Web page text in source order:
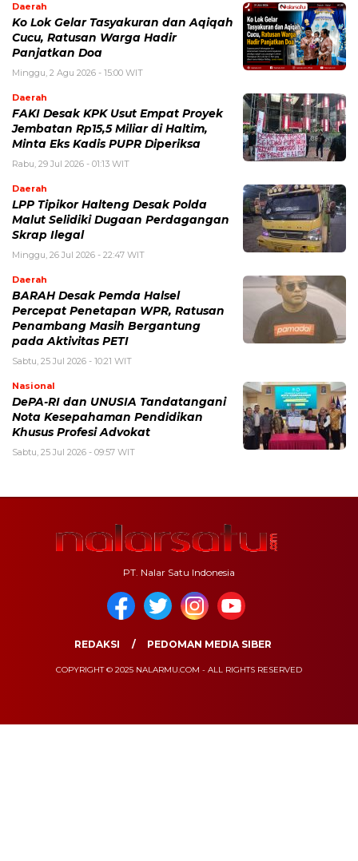
Daerah
Ko Lok Gelar Tasyakuran dan Aqiqah
Cucu, Ratusan Warga Hadir
Panjatkan Doa
Minggu, 2 Agu 2026 - 15:00 WIT
Daerah
FAKI Desak KPK Usut Empat Proyek
Jembatan Rp15,5 Miliar di Haltim,
Minta Eks Kadis PUPR Diperiksa
Rabu, 29 Jul 2026 - 01:13 WIT
Daerah
LPP Tipikor Halteng Desak Polda
Malut Selidiki Dugaan Perdagangan
Skrap Ilegal
Minggu, 26 Jul 2026 - 22:47 WIT
Daerah
BARAH Desak Pemda Halsel
Percepat Penetapan WPR, Ratusan
Penambang Masih Bergantung
pada Aktivitas PETI
Sabtu, 25 Jul 2026 - 10:21 WIT
Nasional
DePA-RI dan UNUSIA Tandatangani
Nota Kesepahaman Pendidikan
Khusus Profesi Advokat
Sabtu, 25 Jul 2026 - 09:57 WIT
PT. Nalar Satu Indonesia
REDAKSI PEDOMAN MEDIA SIBER
COPYRIGHT © 2025 NALARMU.COM - ALL RIGHTS RESERVED